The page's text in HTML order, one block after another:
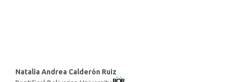
Main
Natalia Andrea Calderón Ruiz